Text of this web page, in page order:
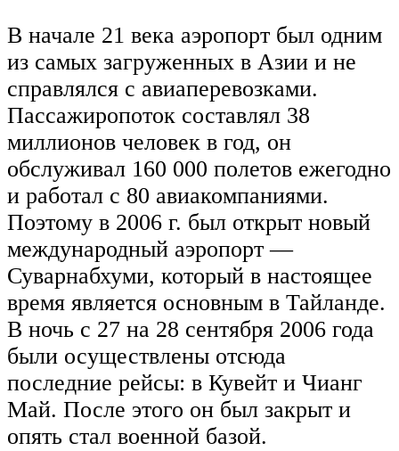
В начале 21 века аэропорт был одним
из самых загруженных в Азии и не
справлялся с авиаперевозками.
Пассажиропоток составлял 38
миллионов человек в год, он
обслуживал 160 000 полетов ежегодно
и работал с 80 авиакомпаниями.
Поэтому в 2006 г. был открыт новый
международный аэропорт —
Суварнабхуми, который в настоящее
время является основным в Тайланде.
В ночь с 27 на 28 сентября 2006 года
были осуществлены отсюда
последние рейсы: в Кувейт и Чианг
Май. После этого он был закрыт и
опять стал военной базой.